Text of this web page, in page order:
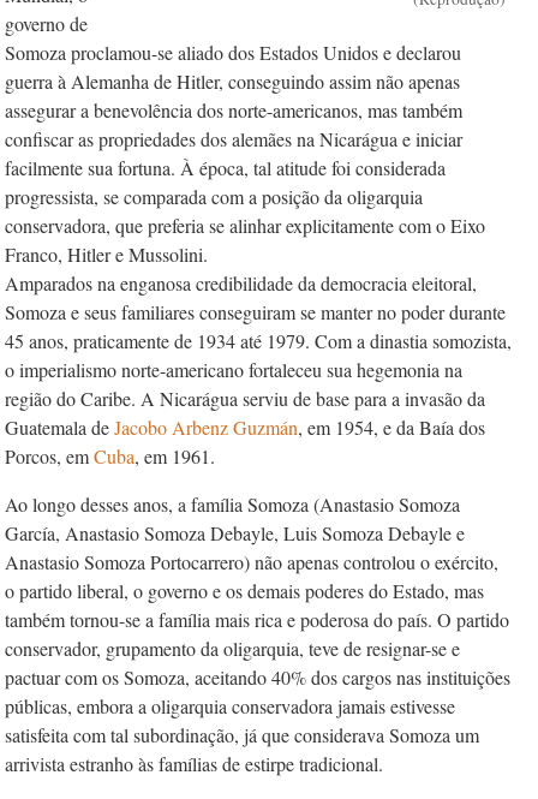
governo de
Somoza proclamou-se aliado dos Estados Unidos e declarou
guerra à Alemanha de Hitler, conseguindo assim não apenas
assegurar a benevolência dos norte-americanos, mas também
confiscar as propriedades dos alemães na Nicarágua e iniciar
facilmente sua fortuna. À época, tal atitude foi considerada
progressista, se comparada com a posição da oligarquia
conservadora, que preferia se alinhar explicitamente com o Eixo
Franco, Hitler e Mussolini.
Amparados na enganosa credibilidade da democracia eleitoral,
Somoza e seus familiares conseguiram se manter no poder durante
45 anos, praticamente de 1934 até 1979. Com a dinastia somozista,
o imperialismo norte-americano fortaleceu sua hegemonia na
região do Caribe. A Nicarágua serviu de base para a invasão da
Guatemala deJacobo Arbenz Guzmán, em 1954, e da Baía dos
Porcos, emCuba, em 1961.
Ao longo desses anos, a família Somoza (Anastasio Somoza
García, Anastasio Somoza Debayle, Luis Somoza Debayle e
Anastasio Somoza Portocarrero) não apenas controlou oexército,
opartidoliberal, o governo e os demais poderes do Estado, mas
também tornou-se a família mais rica e poderosa do país. O partido
conservador, grupamento da oligarquia, teve de resignar-se e
pactuar com os Somoza, aceitando 40% dos cargos nas instituições
públicas, embora a oligarquia conservadora jamais estivesse
satisfeita com tal subordinação, já que considerava Somoza um
arrivista estranho às famílias de estirpe tradicional.